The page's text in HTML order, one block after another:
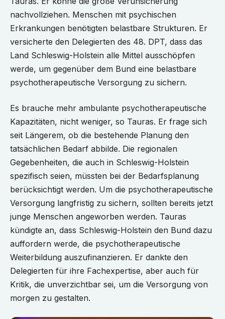
nachvollziehen. Menschen mit psychischen
Erkrankungen benötigten belastbare Strukturen. Er
versicherte den Delegierten des 48. DPT, dass das
Land Schleswig-Holstein alle Mittel ausschöpfen
werde, um gegenüber dem Bund eine belastbare
psychotherapeutische Versorgung zu sichern.
Es brauche mehr ambulante psychotherapeutische
Kapazitäten, nicht weniger, so Tauras. Er frage sich
seit Längerem, ob die bestehende Planung den
tatsächlichen Bedarf abbilde. Die regionalen
Gegebenheiten, die auch in Schleswig-Holstein
spezifisch seien, müssten bei der Bedarfsplanung
berücksichtigt werden. Um die psychotherapeutische
Versorgung langfristig zu sichern, sollten bereits jetzt
junge Menschen angeworben werden. Tauras
kündigte an, dass Schleswig-Holstein den Bund dazu
auffordern werde, die psychotherapeutische
Weiterbildung auszufinanzieren. Er dankte den
Delegierten für ihre Fachexpertise, aber auch für
Kritik, die unverzichtbar sei, um die Versorgung von
morgen zu gestalten.